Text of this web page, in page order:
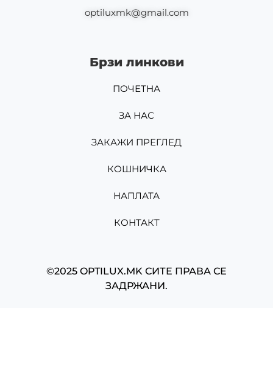
optiluxmk@gmail.com
Брзи линкови
ПОЧЕТНА
ЗА НАС
ЗАКАЖИ ПРЕГЛЕД
КОШНИЧКА
НАПЛАТА
КОНТАКТ
©2025 OPTILUX.MK СИТЕ ПРАВА СЕ
ЗАДРЖАНИ.